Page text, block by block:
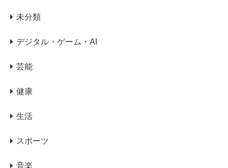
未分類
デジタル・ゲーム・AI
芸能
健康
生活
スポーツ
音楽